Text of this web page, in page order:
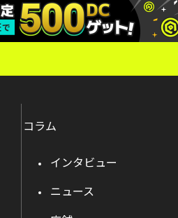
コラム
インタビュー
ニュース